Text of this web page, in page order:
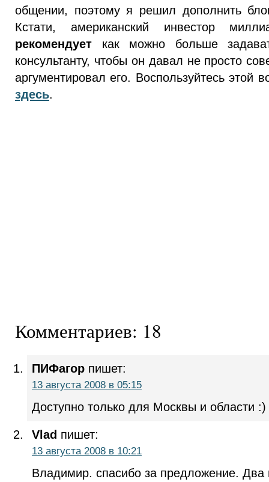
общении, поэтому я решил дополнить
Кстати, американский инвестор
рекомендует как можно больше
консультанту, чтобы он давал не просто
аргументировал его. Воспользуйтесь этой
здесь.
Комментариев: 18
ПИФагор пишет:
13 августа 2008 в 05:15
Доступно только для Москвы и области :)
Vlad пишет:
13 августа 2008 в 10:21
Владимир. спасибо за предложение. Два